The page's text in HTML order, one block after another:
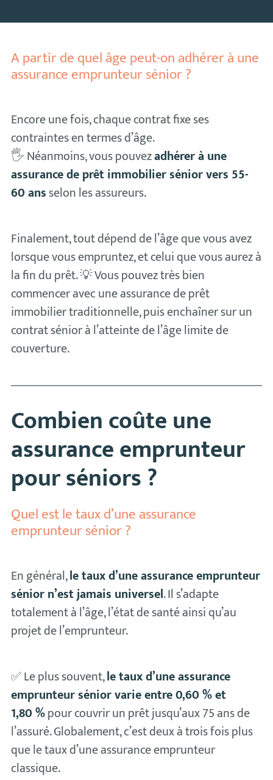
A partir de quel âge peut-on adhérer à une
assurance emprunteur sénior ?
Encore une fois, chaque contrat fixe ses
contraintes en termes d’âge.
🖐 Néanmoins, vous pouvezadhérer à une
assurance de prêt immobilier sénior vers 55-
60 ansselon les assureurs.
Finalement, tout dépend de l’âge que vous avez
lorsque vous empruntez, et celui que vous aurez à
la fin du prêt. 💡 Vous pouvez très bien
commencer avec une assurance de prêt
immobilier traditionnelle, puis enchaîner sur un
contrat sénior à l’atteinte de l’âge limite de
couverture.
Combien coûte une
assurance emprunteur
pour séniors ?
Quel est le taux d’une assurance
emprunteur sénior ?
En général,le taux d’une assurance emprunteur
sénior n’est jamais universel. Il s’adapte
totalement à l’âge, l’état de santé ainsi qu’au
projet de l’emprunteur.
✅ Le plus souvent,le taux d’une assurance
emprunteur sénior varie entre 0,60 % et
1,80 %pour couvrir un prêt jusqu’aux 75 ans de
l’assuré. Globalement, c’est deux à trois fois plus
que le taux d’une assurance emprunteur
classique.